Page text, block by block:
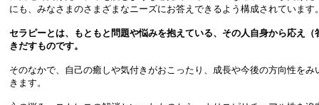
にも、みなさまのさまざまなニーズにお答えできるよう構成されています
セラピーとは、もともと問題や悩みを抱えている、その人自身から応え（
きだすものです。
そのなかで、自己の癒しや気付きがおこったり、成長や今後の方向性をみ
きます。